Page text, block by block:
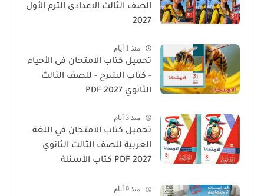
الصف الثالث الاعدادى الترم الأول
2027
منذ 1 أيام
تحميل كتاب الامتحان فى الأحياء
- كتاب الشرح - للصف الثالث
الثانوي 2027 PDF
منذ 3 أيام
تحميل كتاب الامتحان في اللغة
العربية للصف الثالث الثانوي
2027 PDF كتاب الأسئلة
منذ 9 أيام